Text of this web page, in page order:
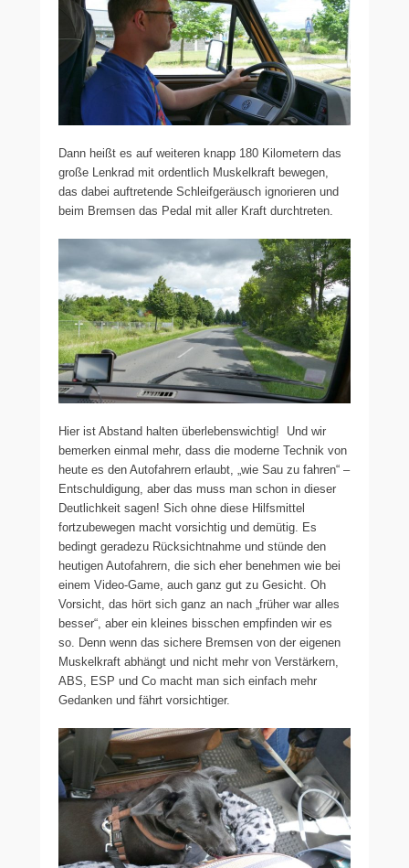
Dann heißt es auf weiteren knapp 180 Kilometern das
große Lenkrad mit ordentlich Muskelkraft bewegen,
das dabei auftretende Schleifgeräusch ignorieren und
beim Bremsen das Pedal mit aller Kraft durchtreten.
Hier ist Abstand halten überlebenswichtig! Und wir
bemerken einmal mehr, dass die moderne Technik von
heute es den Autofahrern erlaubt, „wie Sau zu fahren“ –
Entschuldigung, aber das muss man schon in dieser
Deutlichkeit sagen! Sich ohne diese Hilfsmittel
fortzubewegen macht vorsichtig und demütig. Es
bedingt geradezu Rücksichtnahme und stünde den
heutigen Autofahrern, die sich eher benehmen wie bei
einem Video-Game, auch ganz gut zu Gesicht. Oh
Vorsicht, das hört sich ganz an nach „früher war alles
besser“, aber ein kleines bisschen empfinden wir es
so. Denn wenn das sichere Bremsen von der eigenen
Muskelkraft abhängt und nicht mehr von Verstärkern,
ABS, ESP und Co macht man sich einfach mehr
Gedanken und fährt vorsichtiger.